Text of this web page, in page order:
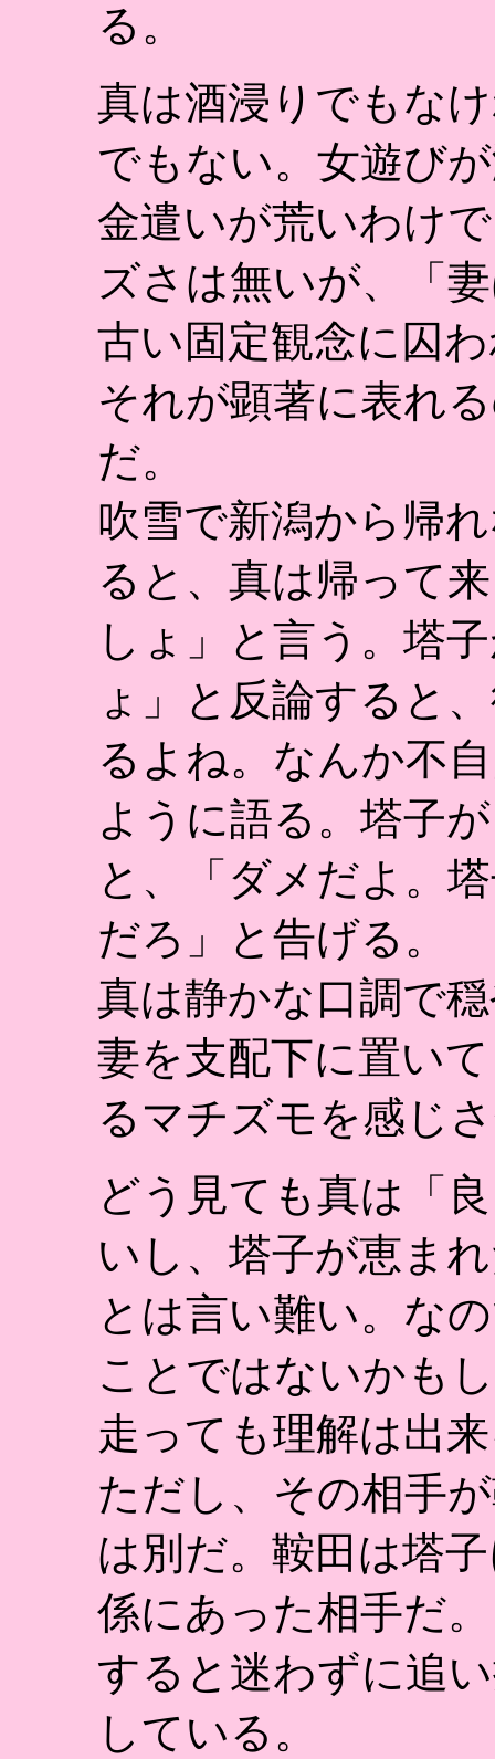
る。
真は酒浸りでもな
でもない。女遊び
金遣いが荒いわけ
ズさは無いが、「
古い固定観念に囚
それが顕著に表れ
だ。
吹雪で新潟から帰
ると、真は帰って
しょ」と言う。塔
ょ」と反論すると
るよね。なんか不
ように語る。塔子
と、「ダメだよ。
だろ」と告げる。
真は静かな口調で
妻を支配下に置い
るマチズモを感じ
どう見ても真は「
いし、塔子が恵ま
とは言い難い。な
ことではないかも
走っても理解は出
ただし、その相手
は別だ。鞍田は塔
係にあった相手だ
すると迷わずに追
している。